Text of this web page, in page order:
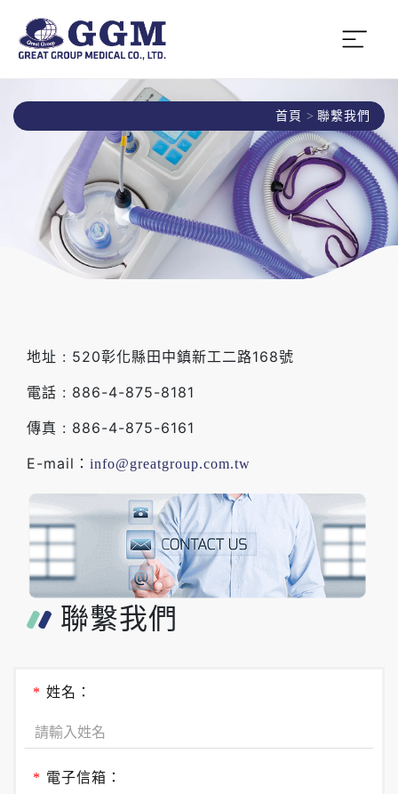
首頁 聯繫我們
地址 : 520彰化縣田中鎮新工二路168號
電話 : 886-4-875-8181
傳真 : 886-4-875-6161
E-mail： info@greatgroup.com.tw
聯繫我們
* 姓名：
* 電子信箱：